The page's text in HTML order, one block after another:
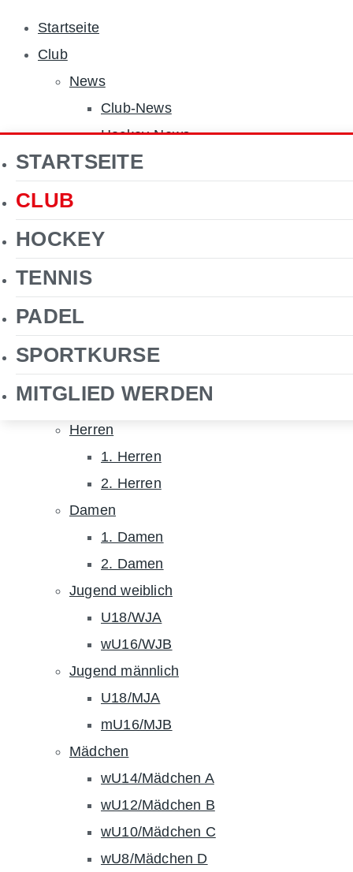
Startseite
Club
News
Club-News
Hockey-News
Tennis-News
Über uns
Jobs
Clubgelände
Gastronomie
Förderverein Hockey
Kontakt
NHTC TV
Hockey
Herren
1. Herren
2. Herren
Damen
1. Damen
2. Damen
Jugend weiblich
U18/WJA
wU16/WJB
Jugend männlich
U18/MJA
mU16/MJB
Mädchen
wU14/Mädchen A
wU12/Mädchen B
wU10/Mädchen C
wU8/Mädchen D
STARTSEITE
CLUB
HOCKEY
TENNIS
PADEL
SPORTKURSE
MITGLIED WERDEN